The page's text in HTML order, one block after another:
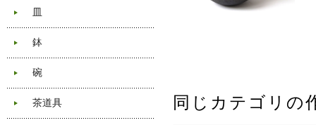
鉢
碗
茶道具 同じカテゴリの